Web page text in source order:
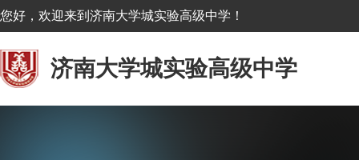
您好，欢迎来到济南大学城实验高级中学！
济南大学城实验高级中学